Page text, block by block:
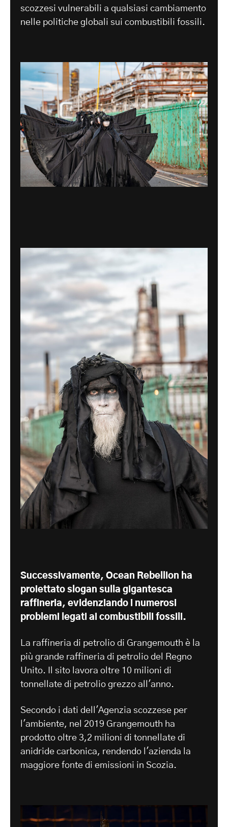
scozzesi vulnerabili a qualsiasi cambiamento
nelle politiche globali sui combustibili fossili.
Successivamente, Ocean Rebellion ha
proiettato slogan sulla gigantesca
raffineria, evidenziando i numerosi
problemi legati ai combustibili fossili.
La raffineria di petrolio di Grangemouth è la
più grande raffineria di petrolio del Regno
Unito. Il sito lavora oltre 10 milioni di
tonnellate di petrolio grezzo all'anno.
Secondo i dati dell'Agenzia scozzese per
l'ambiente, nel 2019 Grangemouth ha
prodotto oltre 3,2 milioni di tonnellate di
anidride carbonica, rendendo l'azienda la
maggiore fonte di emissioni in Scozia.